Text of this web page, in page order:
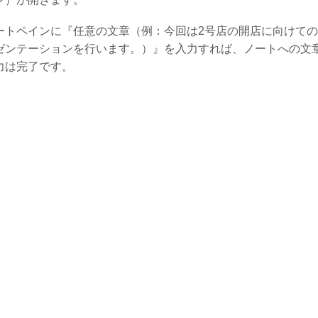
トペインに『任意の文章（例：今回は2号店の開店に向けて
ンテーションを行います。）』を入力すれば、ノートへの文
は完了です。